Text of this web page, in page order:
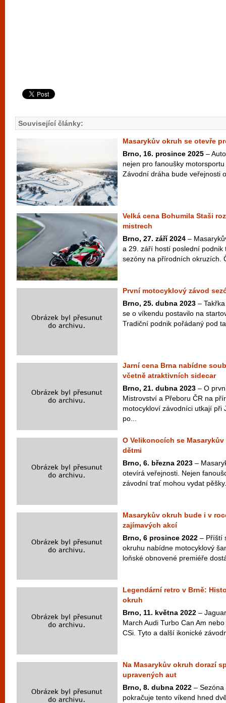
Související články:
Masarykův okruh se otevře
Brno, 16. prosince 2025 –
nejen pro fanoušky
Závodní dráha bude veřejnosti
Velká cena Bohumila Staši
mistrech
Brno, 27. září 2024 –
a 29. září hostí poslední podnik
sezóny na přírodních okruzích.
První motocyklový závod
Brno, 25. dubna 2023 –
se o víkendu postavilo na
Tradiční podnik pořádaný pod
Jarní cena Brna nabídne
včetně atraktivních sidecar
Brno, 21. dubna 2023 – O
Mistrovství a Přeboru ČR na
motocykloví závodníci utkají při
po...
O Velikonocích se
dětmi
Brno, 6. března 2023 –
otevírá veřejnosti. Nejen
závodní trať mohou vydat
Masarykův okruh bude i v
zajímavých akcí
Brno, 6 prosince 2022 – Příští
okruhu nabídne motocyklový
loňské obnovené premiéře
Legendární retro v Brně:
okruh
Brno, 11. května 2022 –
March Audi Turbo Can Am
CSi. Tyto a další ikonické
Na Masarykův okruh dorazí
upravených aut
Brno, 8. dubna 2022 –
pokračuje tento víkend hned